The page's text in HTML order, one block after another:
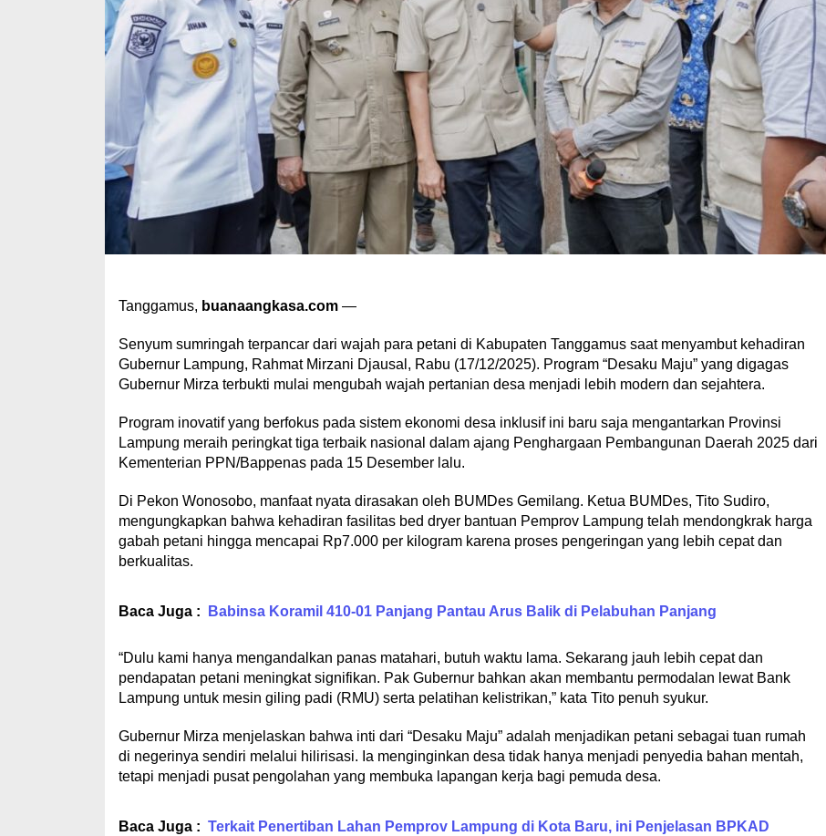
Tanggamus, buanaangkasa.com—
Senyum sumringah terpancar dari wajah para petani di Kabupaten Tanggamus saat menyambut kehadiran
Gubernur Lampung, Rahmat Mirzani Djausal, Rabu (17/12/2025). Program “Desaku Maju” yang digagas
Gubernur Mirza terbukti mulai mengubah wajah pertanian desa menjadi lebih modern dan sejahtera.
Program inovatif yang berfokus pada sistem ekonomi desa inklusif ini baru saja mengantarkan Provinsi
Lampung meraih peringkat tiga terbaik nasional dalam ajang Penghargaan Pembangunan Daerah 2025 dari
Kementerian PPN/Bappenas pada 15 Desember lalu.
Di Pekon Wonosobo, manfaat nyata dirasakan oleh BUMDes Gemilang. Ketua BUMDes, Tito Sudiro,
mengungkapkan bahwa kehadiran fasilitas bed dryer bantuan Pemprov Lampung telah mendongkrak harga
gabah petani hingga mencapai Rp7.000 per kilogram karena proses pengeringan yang lebih cepat dan
berkualitas.
Baca Juga : Babinsa Koramil 410-01 Panjang Pantau Arus Balik di Pelabuhan Panjang
“Dulu kami hanya mengandalkan panas matahari, butuh waktu lama. Sekarang jauh lebih cepat dan
pendapatan petani meningkat signifikan. Pak Gubernur bahkan akan membantu permodalan lewat Bank
Lampung untuk mesin giling padi (RMU) serta pelatihan kelistrikan,” kata Tito penuh syukur.
Gubernur Mirza menjelaskan bahwa inti dari “Desaku Maju” adalah menjadikan petani sebagai tuan rumah
di negerinya sendiri melalui hilirisasi. Ia menginginkan desa tidak hanya menjadi penyedia bahan mentah,
tetapi menjadi pusat pengolahan yang membuka lapangan kerja bagi pemuda desa.
Baca Juga : Terkait Penertiban Lahan Pemprov Lampung di Kota Baru, ini Penjelasan BPKAD